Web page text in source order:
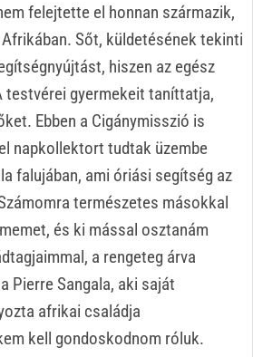
felejtette el honnan származik,
Sőt, küldetésének tekinti
hiszen az egész
testvérei gyermekeit taníttatja,
Ebben a Cigánymisszió is
napkollektort tudtak üzembe
falujában, ami óriási segítség az
természetes másokkal
és ki mással osztanám
a rengeteg árva
Pierre Sangala, aki saját
afrikai családja
kell gondoskodnom róluk.